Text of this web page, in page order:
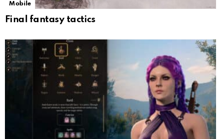
Mobile
Final fantasy tactics